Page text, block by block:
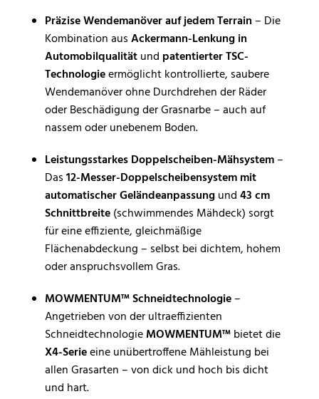
Präzise Wendemanöver auf jedem Terrain – Die
Kombination ausAckermann-Lenkung in
Automobilqualitätund patentierter TSC-
Technologieermöglicht kontrollierte, saubere
Wendemanöver ohne Durchdrehen der Räder
oder Beschädigung der Grasnarbe – auch auf
nassem oder unebenem Boden.
Leistungsstarkes Doppelscheiben-Mähsystem–
Das12-Messer-Doppelscheibensystem mit
automatischer Geländeanpassungund43 cm
Schnittbreite(schwimmendes Mähdeck) sorgt
für eine effiziente, gleichmäßige
Flächenabdeckung – selbst bei dichtem, hohem
oder anspruchsvollem Gras.
MOWMENTUM™ Schneidtechnologie–
Angetrieben von der ultraeffizienten
SchneidtechnologieMOWMENTUM™bietet die
X4-Serieeine unübertroffene Mähleistung bei
allen Grasarten – von dick und hoch bis dicht
und hart.